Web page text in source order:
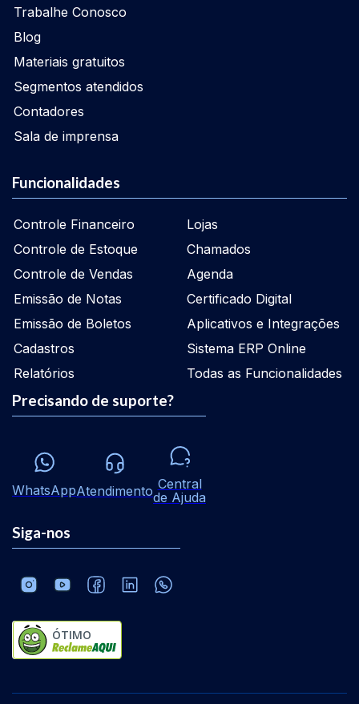
Trabalhe Conosco
Blog
Materiais gratuitos
Segmentos atendidos
Contadores
Sala de imprensa
Funcionalidades
Controle Financeiro
Controle de Estoque
Controle de Vendas
Emissão de Notas
Emissão de Boletos
Cadastros
Relatórios
Lojas
Chamados
Agenda
Certificado Digital
Aplicativos e Integrações
Sistema ERP Online
Todas as Funcionalidades
Precisando de suporte?
WhatsAppAtendimento Central
de Ajuda
Siga-nos
ÓTIMO